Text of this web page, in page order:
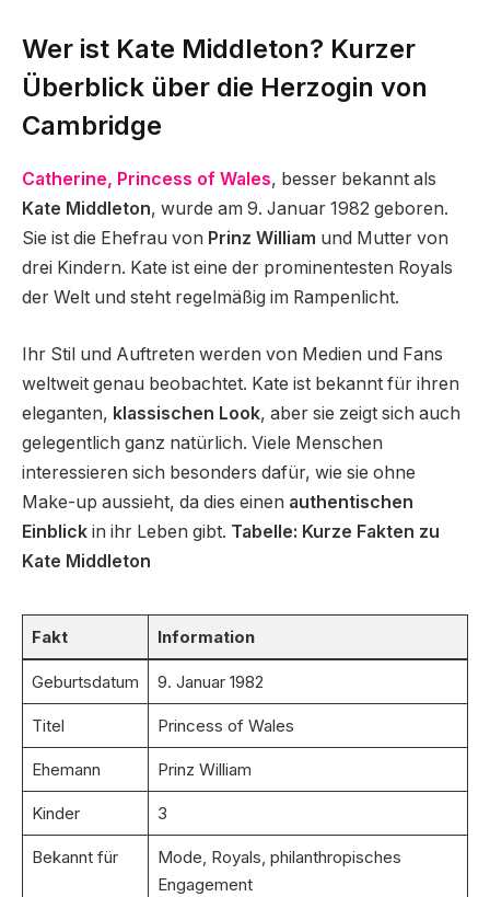
Wer ist Kate Middleton? Kurzer
Überblick über die Herzogin von
Cambridge
Catherine, Princess of Wales, besser bekannt als
Kate Middleton, wurde am 9. Januar 1982 geboren.
Sie ist die Ehefrau von Prinz William und Mutter von
drei Kindern. Kate ist eine der prominentesten Royals
der Welt und steht regelmäßig im Rampenlicht.
Ihr Stil und Auftreten werden von Medien und Fans
weltweit genau beobachtet. Kate ist bekannt für ihren
eleganten, klassischen Look, aber sie zeigt sich auch
gelegentlich ganz natürlich. Viele Menschen
interessieren sich besonders dafür, wie sie ohne
Make-up aussieht, da dies einen authentischen
Einblick in ihr Leben gibt. Tabelle: Kurze Fakten zu
Kate Middleton
Fakt Information
Geburtsdatum 9. Januar 1982
Titel Princess of Wales
Ehemann Prinz William
Kinder 3
Bekannt für
Mode, Royals, philanthropisches
Engagement